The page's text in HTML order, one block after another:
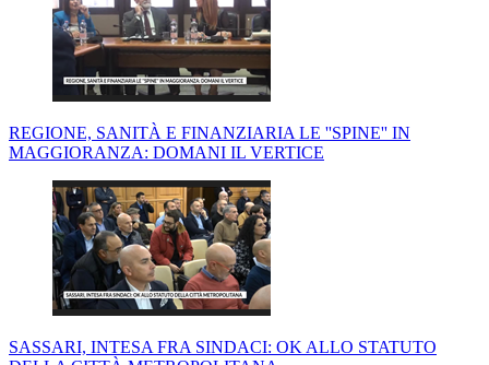
REGIONE, SANITÀ E FINANZIARIA LE ''SPINE'' IN
MAGGIORANZA: DOMANI IL VERTICE
SASSARI, INTESA FRA SINDACI: OK ALLO STATUTO